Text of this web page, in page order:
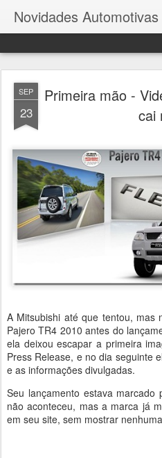
Novidades Automotivas
SEP
23
Primeira mão -
cai
A Mitsubishi até que tentou, mas
Pajero TR4 2010 antes do
ela deixou escapar a primeira
Press Release, e no dia seguinte
e as informações divulgadas.
Seu lançamento estava
não aconteceu, mas a marca já
em seu site, sem mostrar